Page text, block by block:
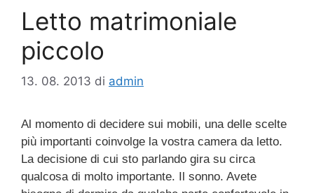
Letto matrimoniale
piccolo
13. 08. 2013 di admin
Al momento di decidere sui mobili, una delle scelte
più importanti coinvolge la vostra camera da letto.
La decisione di cui sto parlando gira su circa
qualcosa di molto importante. Il sonno. Avete